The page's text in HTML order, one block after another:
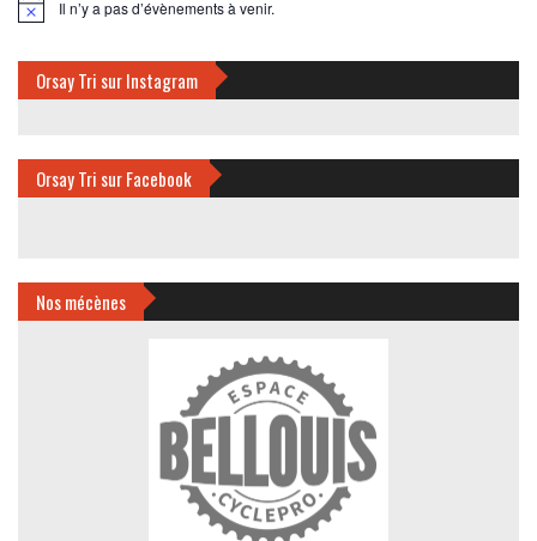
Notice Il n’y a pas d’évènements à venir.
Orsay Tri sur Instagram
Orsay Tri sur Facebook
Nos mécènes